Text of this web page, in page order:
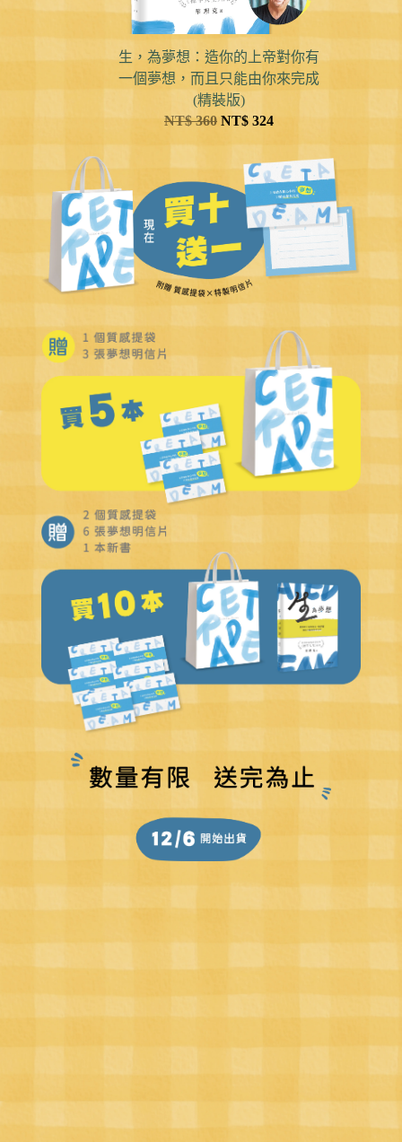
生，為夢想：造你的上帝對你有
一個夢想，而且只能由你來完成
(精裝版)
NT$360 NT$ 324